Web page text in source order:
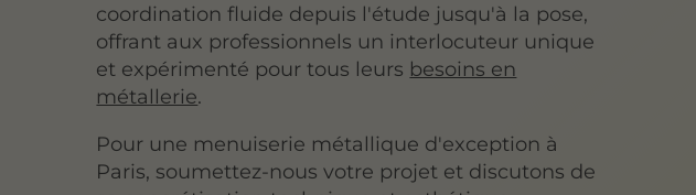
coordination fluide depuis l'étude jusqu'à la pose,
offrant aux professionnels un interlocuteur unique
et expérimenté pour tous leurs besoins en
métallerie.
Pour une menuiserie métallique d'exception à
Paris, soumettez-nous votre projet et discutons de